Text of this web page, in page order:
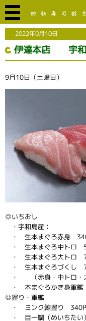
2022年9月10日
伊達本店 宇
9月10日（土曜日）
◎いちおし
・宇和島産：
・ 生本まぐろ赤身
・ 生本まぐろ中トロ
・ 生本まぐろ大トロ
・ 生本まぐろづくし
・ （赤身・中トロ・
・ 本まぐろかき身軍
◎握り・軍艦
・ ミンク鯨握り 340
・ 目一鯛（めいちた